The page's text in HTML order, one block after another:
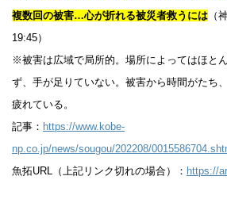
複数回の被害…心が折れる被災者救うには （
19:45）
※被害は広域で局所的。場所によってはほと
ず、手が足りていない。被害から時間がたち
疲れている。
記事： https://www.kobe-
np.co.jp/news/sougou/202208/
魚拓URL（上記リンク切れの場合）： https://